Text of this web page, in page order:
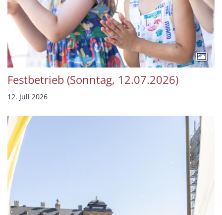
Festbetrieb (Sonntag, 12.07.2026)
12. Juli 2026